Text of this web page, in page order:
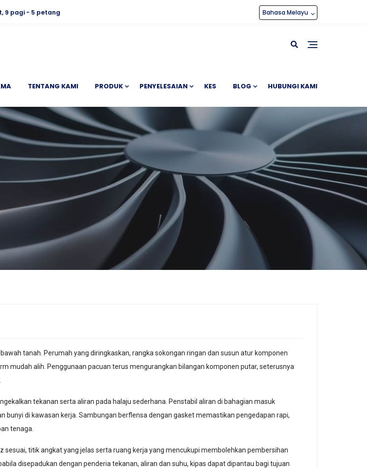
9 pagi - 5 petang Bahasa Melayu
TENTANG KAMI PRODUK PENYELESAIAN KES BLOG HUBUNGI KAMI
tanah. Perumah yang diringkaskan, rangka sokongan ringan dan susun atur komponen
mudah alih. Penggunaan pacuan terus mengurangkan bilangan komponen putar, seterusnya
tekanan serta aliran pada halaju sederhana. Penstabil aliran di bahagian masuk
di kawasan kerja. Sambungan berflensa dengan gasket memastikan pengedapan rapi,
tenaga.
titik angkat yang jelas serta ruang kerja yang mencukupi membolehkan pembersihan
disepadukan dengan penderia tekanan, aliran dan suhu, kipas dapat dipantau bagi tujuan